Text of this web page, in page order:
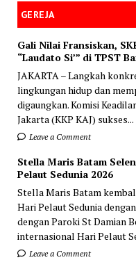
GEREJA
Gali Nilai Fransiskan,
“Laudato Si’” di TPST
JAKARTA – Langkah
lingkungan hidup dan
digaungkan. Komisi
Jakarta (KKP KAJ) sukses...
Leave a Comment
Stella Maris Batam
Pelaut Sedunia 2026
Stella Maris Batam
Hari Pelaut Sedunia
dengan Paroki St Damian
internasional Hari Pelaut
Leave a Comment